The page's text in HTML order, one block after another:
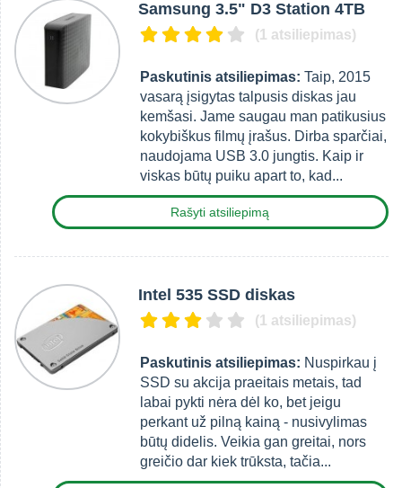
Samsung 3.5" D3 Station 4TB
(1 atsiliepimas)
Paskutinis atsiliepimas: Taip, 2015
vasarą įsigytas talpusis diskas jau
kemšasi. Jame saugau man patikusius
kokybiškus filmų įrašus. Dirba sparčiai,
naudojama USB 3.0 jungtis. Kaip ir
viskas būtų puiku apart to, kad...
Rašyti atsiliepimą
Intel 535 SSD diskas
(1 atsiliepimas)
Paskutinis atsiliepimas: Nuspirkau į
SSD su akcija praeitais metais, tad
labai pykti nėra dėl ko, bet jeigu
perkant už pilną kainą - nusivylimas
būtų didelis. Veikia gan greitai, nors
greičio dar kiek trūksta, tačia...